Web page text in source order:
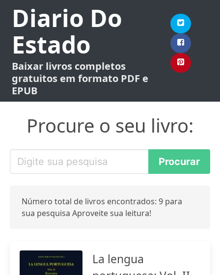
Diario Do
Estado
Baixar livros completos
gratuitos em formato PDF e
EPUB
Procure o seu livro:
Número total de livros encontrados: 9 para
sua pesquisa Aproveite sua leitura!
La lengua